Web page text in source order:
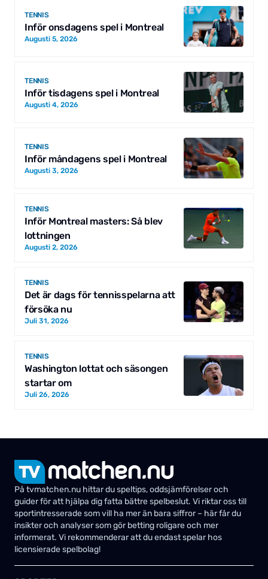
TENNIS
Inför onsdagens spel i Montreal
Augusti 5, 2026
TENNIS
Inför tisdagens spel i Montreal
Augusti 4, 2026
TENNIS
Inför måndagens spel i Montreal
Augusti 3, 2026
TENNIS
Inför Montreal masters: Så blev
lottningen
Augusti 2, 2026
TENNIS
Det är dags för tennisspelarna att
försöka nu
Juli 31, 2026
TENNIS
Washington lottat och säsongen
startar om
Juli 26, 2026
På tvmatchen.nu hittar du speltips, oddsjämförelser och
guider för att hjälpa dig fatta bättre spelbeslut. Vi riktar oss till
sportintresserade som vill ha mer än bara siffror – här får du
insikter och analyser som gör betting roligare och mer
informerat. Vi rekommenderar att du endast spelar hos
licensierade spelbolag!